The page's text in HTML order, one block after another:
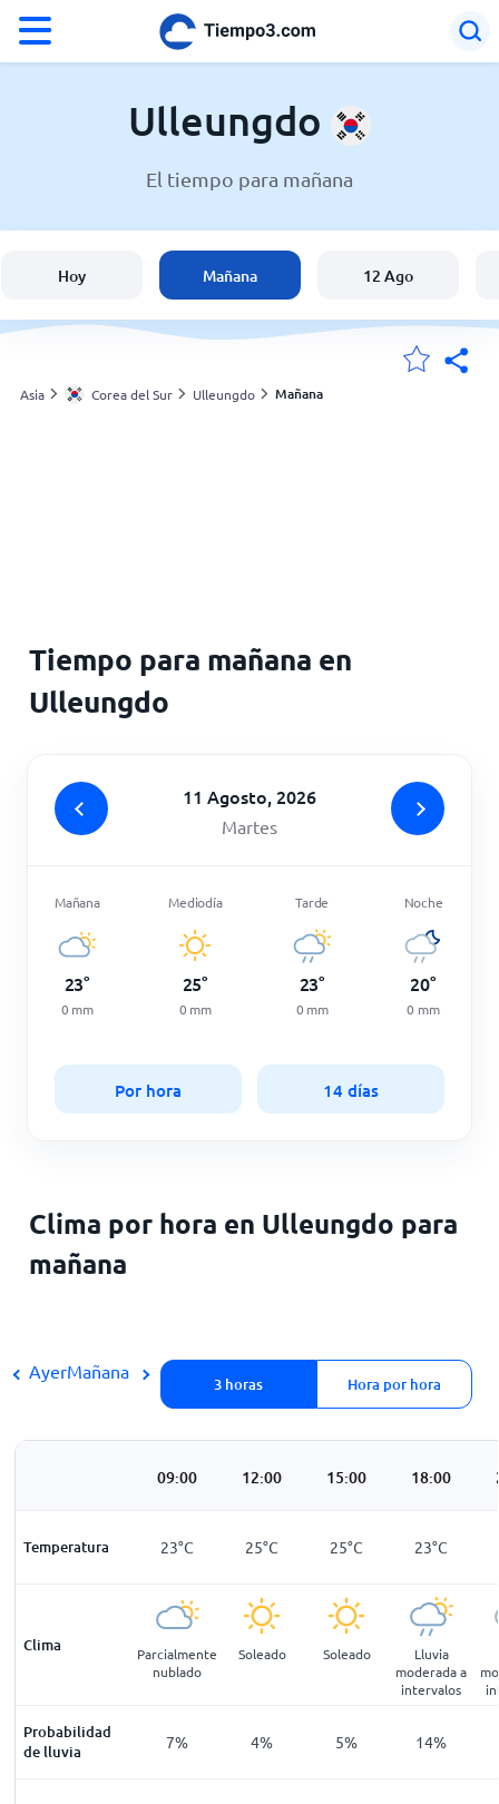
El clima en Ulleungdo
España
Argentina
Ulleungdo
El tiempo para mañana
Hoy Mañana 12 Ago
Asia Corea del Sur Ulleungdo Mañana
Tiempo para mañana en
Ulleungdo
11 Agosto, 2026
Martes
Mañana
23°
0 mm
Mediodía
25°
0 mm
Tarde
23°
0 mm
Noche
20°
0 mm
Por hora 14 días
Clima por hora en Ulleungdo para
mañana
Ayer
3 horas Hora por hora
Mañana
09:00 12:00 15:00 18:00
Temperatura
C 20°C 23°C 25°C 25°C 23°C
ClimaParcialmente
Parcialmente
nublado
Soleado Soleado
Lluvia
moderada a
intervalos
Probabilidad
de lluvia13% 7% 4% 5% 14%